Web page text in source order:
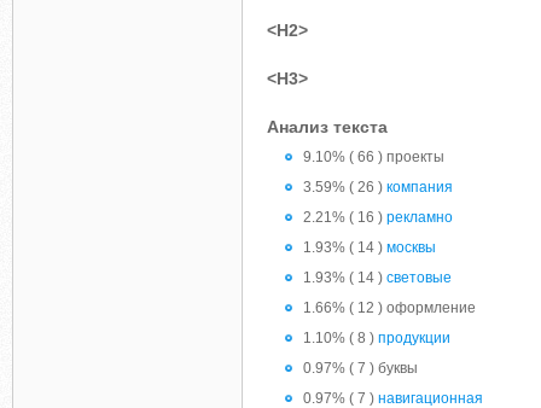
<H2>
<H3>
Анализ текста
9.10% ( 66 ) проекты
3.59% ( 26 ) компания
2.21% ( 16 ) рекламно
1.93% ( 14 ) москвы
1.93% ( 14 ) световые
1.66% ( 12 ) оформление
1.10% ( 8 ) продукции
0.97% ( 7 ) буквы
0.97% ( 7 ) навигационная